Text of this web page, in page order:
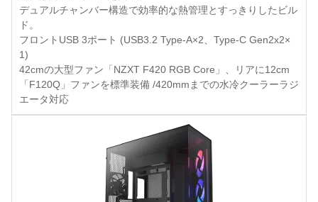
デュアルチャンバー構造で効率的な熱管理とすっきりしたビル
ド。
フロントUSB 3ポート (USB3.2 Type-A×2、Type-C Gen2x2×
1)
42cmの大型ファン「NZXT F420 RGB Core」、リアに12cm
「F120Q」ファンを標準装備 /420mmまでの水冷クーラーラジ
エータ対応